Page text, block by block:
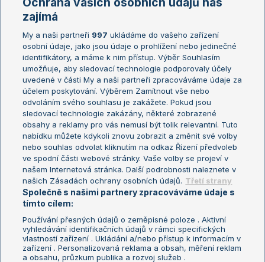
Žebříčky
Žebříček ATP (muži)
Žebříček WTA (ženy)
Sázkařský žebříček
Australian Open
French Open
Wimbledon
US Open
Turnaj mistrů
Turnaj mistryň
Aktualní trendy
Fotbalové přestupy
Livesport Daily
LS Prague Open
Podmínky užití
Nastavení soukromí
GDPR a žurnalistika
Reklama
zajímá
My a naši partneři 997 ukládáme do vašeho zařízení
osobní údaje, jako jsou údaje o prohlížení nebo jedinečné
identifikátory, a máme k nim přístup. Výběr Souhlasím
umožňuje, aby sledovací technologie podporovaly účely
uvedené v části My a naši partneři zpracováváme údaje za
účelem poskytování. Výběrem Zamítnout vše nebo
odvoláním svého souhlasu je zakážete. Pokud jsou
sledovací technologie zakázány, některé zobrazené
obsahy a reklamy pro vás nemusí být tolik relevantní. Tuto
nabídku můžete kdykoli znovu zobrazit a změnit své volby
nebo souhlas odvolat kliknutím na odkaz Řízení předvoleb
ve spodní části webové stránky. Vaše volby se projeví v
našem Internetová stránka. Další podrobnosti naleznete v
našich Zásadách ochrany osobních údajů. Třetí strany
Společně s našimi partnery zpracováváme údaje s
tímto cílem:
Používání přesných údajů o zeměpisné poloze . Aktivní
vyhledávání identifikačních údajů v rámci specifických
vlastností zařízení . Ukládání a/nebo přístup k informacím v
zařízení . Personalizovaná reklama a obsah, měření reklam
a obsahu, průzkum publika a rozvoj služeb .